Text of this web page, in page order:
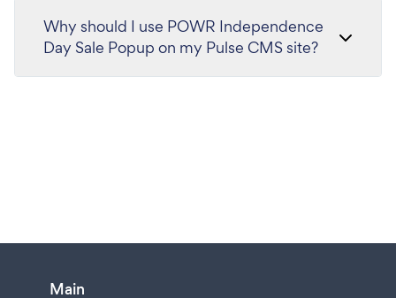
Why should I use POWR Independence
Day Sale Popup on my Pulse CMS site?
Main